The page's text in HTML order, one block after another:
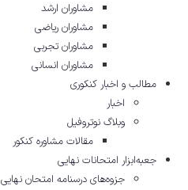
مشاوران ارشد
مشاوران ریاضی
مشاوران تجربی
مشاوران انسانی
مطالب و اخبار کنکوری
اخبار
وبلاگ نوتروفیل
مقالات مشاوره‌ کنکور
جعبه‌ابزار امتحانات نهایی
جزوه‌های درسنامه امتحان نهایی